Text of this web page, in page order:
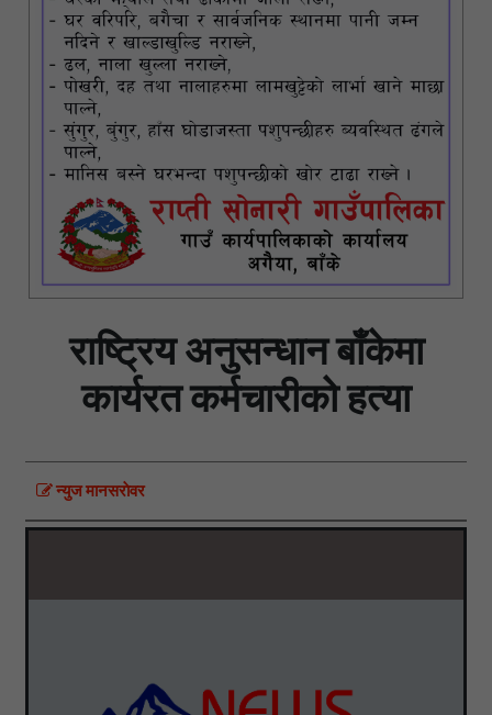
राष्ट्रिय अनुसन्धान बाँकेमा
कार्यरत कर्मचारीको हत्या
न्युज मानसराेवर